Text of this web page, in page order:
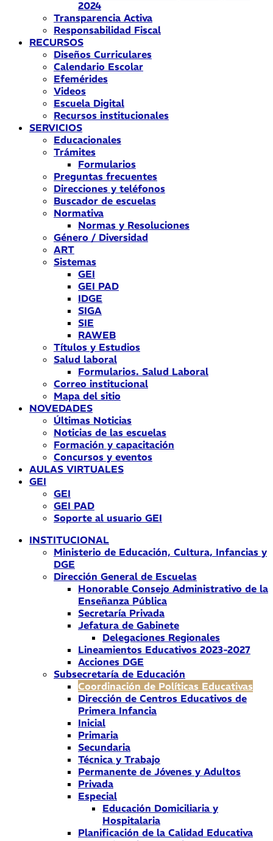
2024
Transparencia Activa
Responsabilidad Fiscal
RECURSOS
Diseños Curriculares
Calendario Escolar
Efemérides
Videos
Escuela Digital
Recursos institucionales
SERVICIOS
Educacionales
Trámites
Formularios
Preguntas frecuentes
Direcciones y teléfonos
Buscador de escuelas
Normativa
Normas y Resoluciones
Género / Diversidad
ART
Sistemas
GEI
GEI PAD
IDGE
SIGA
SIE
RAWEB
Títulos y Estudios
Salud laboral
Formularios. Salud Laboral
Correo institucional
Mapa del sitio
NOVEDADES
Últimas Noticias
Noticias de las escuelas
Formación y capacitación
Concursos y eventos
AULAS VIRTUALES
GEI
GEI
GEI PAD
Soporte al usuario GEI
INSTITUCIONAL
Ministerio de Educación, Cultura, Infancias y
DGE
Dirección General de Escuelas
Honorable Consejo Administrativo de la
Enseñanza Pública
Secretaría Privada
Jefatura de Gabinete
Delegaciones Regionales
Lineamientos Educativos 2023-2027
Acciones DGE
Subsecretaría de Educación
Coordinación de Políticas Educativas
Dirección de Centros Educativos de
Primera Infancia
Inicial
Primaria
Secundaria
Técnica y Trabajo
Permanente de Jóvenes y Adultos
Privada
Especial
Educación Domiciliaria y
Hospitalaria
Planificación de la Calidad Educativa